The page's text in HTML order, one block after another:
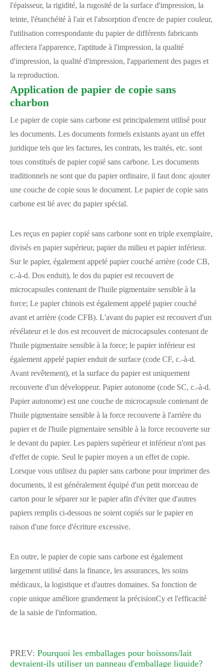
l'épaisseur, la rigidité, la rugosité de la surface d'impression, la
teinte, l'étanchéité à l'air et l'absorption d'encre de papier couleur,
l'utilisation correspondante du papier de différents fabricants
affectera l'apparence, l'aptitude à l'impression, la qualité
d'impression, la qualité d'impression, l'appariement des pages et
la reproduction.
Application de papier de copie sans
charbon
Le papier de copie sans carbone est principalement utilisé pour
les documents. Les documents formels existants ayant un effet
juridique tels que les factures, les contrats, les traités, etc. sont
tous constitués de papier copié sans carbone. Les documents
traditionnels ne sont que du papier ordinaire, il faut donc ajouter
une couche de copie sous le document. Le papier de copie sans
carbone est lié avec du papier spécial.
Les reçus en papier copié sans carbone sont en triple exemplaire,
divisés en papier supérieur, papier du milieu et papier inférieur.
Sur le papier, également appelé papier couché arrière (code CB,
c.-à-d. Dos enduit), le dos du papier est recouvert de
microcapsules contenant de l'huile pigmentaire sensible à la
force; Le papier chinois est également appelé papier couché
avant et arrière (code CFB). L'avant du papier est recouvert d'un
révélateur et le dos est recouvert de microcapsules contenant de
l'huile pigmentaire sensible à la force; le papier inférieur est
également appelé papier enduit de surface (code CF, c.-à-d.
Avant revêtement), et la surface du papier est uniquement
recouverte d'un développeur. Papier autonome (code SC, c.-à-d.
Papier autonome) est une couche de microcapsule contenant de
l'huile pigmentaire sensible à la force recouverte à l'arrière du
papier et de l'huile pigmentaire sensible à la force recouverte sur
le devant du papier. Les papiers supérieur et inférieur n'ont pas
d'effet de copie. Seul le papier moyen a un effet de copie.
Lorsque vous utilisez du papier sans carbone pour imprimer des
documents, il est généralement équipé d'un petit morceau de
carton pour le séparer sur le papier afin d'éviter que d'autres
papiers remplis ci-dessous ne soient copiés sur le papier en
raison d'une force d'écriture excessive.
En outre, le papier de copie sans carbone est également
largement utilisé dans la finance, les assurances, les soins
médicaux, la logistique et d'autres domaines. Sa fonction de
copie unique améliore grandement la précisionCy et l'efficacité
de la saisie de l'information.
PREV: Pourquoi les emballages pour boissons/lait
devraient-ils utiliser un panneau d'emballage liquide?